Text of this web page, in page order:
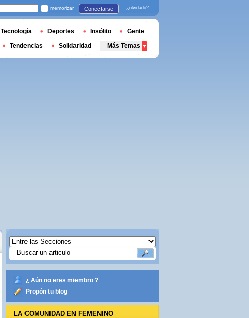
¿ Aún no eres miembro ?
Propón tu blog
LA COMUNIDAD EN FEMENINO
memorizar Conectarse ¿olvidado?
Tecnología Deportes Insólito Gente
Tendencias Solidaridad Más Temas